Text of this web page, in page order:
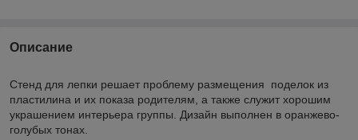
Описание
Стенд для лепки решает проблему размещения поделок из
пластилина и их показа родителям, а также служит хорошим
украшением интерьера группы. Дизайн выполнен в оранжево-
голубых тонах.